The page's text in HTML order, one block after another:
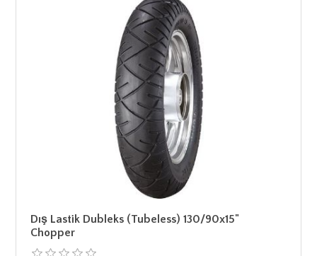
Dış Lastik Dubleks (Tubeless) 130/90x15"
Chopper